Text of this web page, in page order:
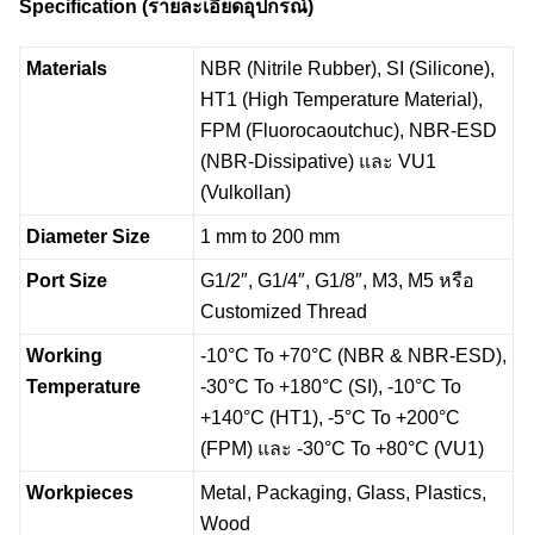
Specification (รายละเอียดอุปกรณ์)
Materials
NBR (Nitrile Rubber), SI (Silicone),
HT1 (High Temperature Material),
FPM (Fluorocaoutchuc), NBR-ESD
(NBR-Dissipative) และ VU1
(Vulkollan)
Diameter Size 1 mm to 200 mm
Port Size
G1/2″, G1/4″, G1/8″, M3, M5 หรือ
Customized Thread
Working
Temperature
-10°C To +70°C (NBR & NBR-ESD),
-30°C To +180°C (SI), -10°C To
+140°C (HT1), -5°C To +200°C
(FPM) และ -30°C To +80°C (VU1)
Workpieces
Metal, Packaging, Glass, Plastics,
Wood